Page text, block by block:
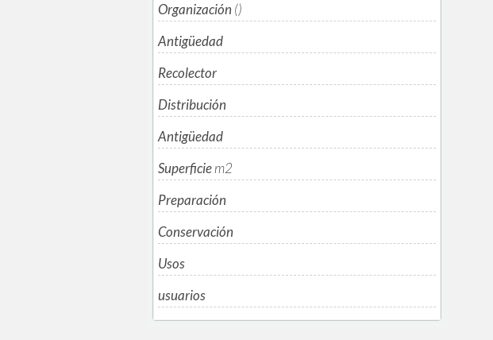
Organización ()
Antigüedad
Recolector
Distribución
Antigüedad
Superficiem2
Preparación
Conservación
Usos
usuarios